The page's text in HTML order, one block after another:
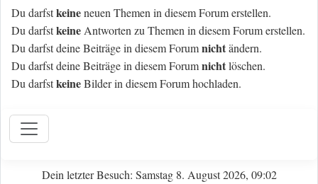
Du darfstkeineneuen Themen in diesem Forum erstellen.
Du darfstkeineAntworten zu Themen in diesem Forum erstellen.
Du darfst deine Beiträge in diesem Forumnichtändern.
Du darfst deine Beiträge in diesem Forumnichtlöschen.
Du darfstkeineBilder in diesem Forum hochladen.
Dein letzter Besuch: Samstag 8. August 2026, 09:02